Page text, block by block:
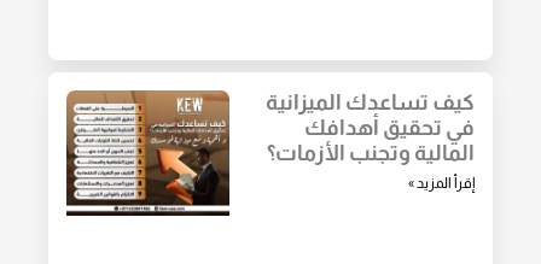
كيف تساعدك الميزانية
في تحقيق أهدافك
المالية وتجنب الأزمات؟
إقرأ المزيد »